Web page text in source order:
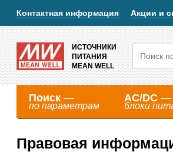
Контактная информация Акции и
ИСТОЧНИКИ
ПИТАНИЯ
MEAN WELL
Поиск —
по параметрам
AC/DC —
блоки
Правовая